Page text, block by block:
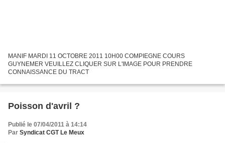
MANIF MARDI 11 OCTOBRE 2011 10H00 COMPIEGNE COURS
GUYNEMER VEUILLEZ CLIQUER SUR L'IMAGE POUR PRENDRE
CONNAISSANCE DU TRACT
Poisson d'avril ?
Publié le 07/04/2011 à 14:14
Par Syndicat CGT Le Meux